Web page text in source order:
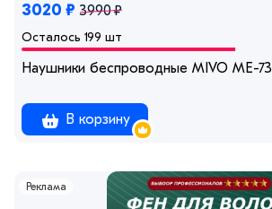
3020 ₽ 3990 ₽
Осталось 199 шт
Наушники беспроводные MIVO ME-73
В корзину
Реклама